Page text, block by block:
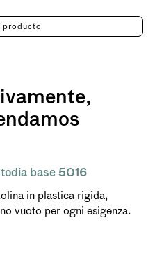
producto
base 5016
in plastica rigida,
vuoto per ogni esigenza.